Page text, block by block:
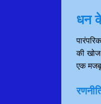
धन
की खोज
एक